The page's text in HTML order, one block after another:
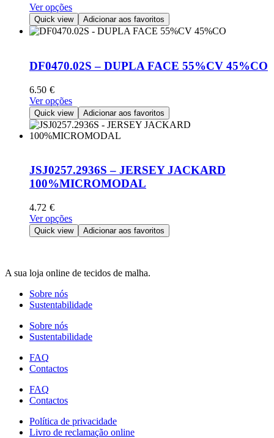
on
the
product
Ver opçõesThis
product
has
The
options
chosen
on
the
product
Quick view Adicionar aos favoritos
DF0470.02S – DUPLA FACE 55%CV 45%CO
6.50 €
Ver opçõesThis
product
has
multiple
options
may
be
the
product
Quick view Adicionar aos favoritos
JSJ0257.2936S – JERSEY JACKARD
100%MICROMODAL
4.72 €
Ver opçõesThis
product
has
The
be
the
Quick view Adicionar aos favoritos
A sua loja online de tecidos de malha.
Sobre nós
Sustentabilidade
Sobre nós
Sustentabilidade
FAQ
Contactos
FAQ
Contactos
Política de privacidade
Livro de reclamação online